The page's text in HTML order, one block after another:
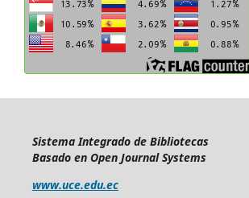
Sistema Integrado de Bibliotecas
Basado en Open Journal Systems
www.uce.edu.ec